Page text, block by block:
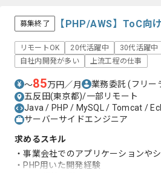
募集終了 【PHP/AWS】ToC向
リモートOK 20代活躍中 30代活躍中
自社内開発が多い
上流工程の仕事
〜85万円／月 業務委託(フリー
五反田(東京都)/一部リモート
Java / PHP / MySQL / Tomcat /
サーバーサイドエンジニア
求めるスキル
・事業会社でのアプリケーションや
・PHP用いた開発経験